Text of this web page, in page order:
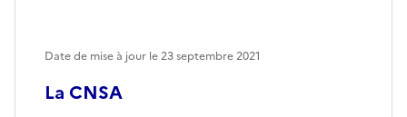
La CNSA
Date de mise à jour le23 septembre 2021